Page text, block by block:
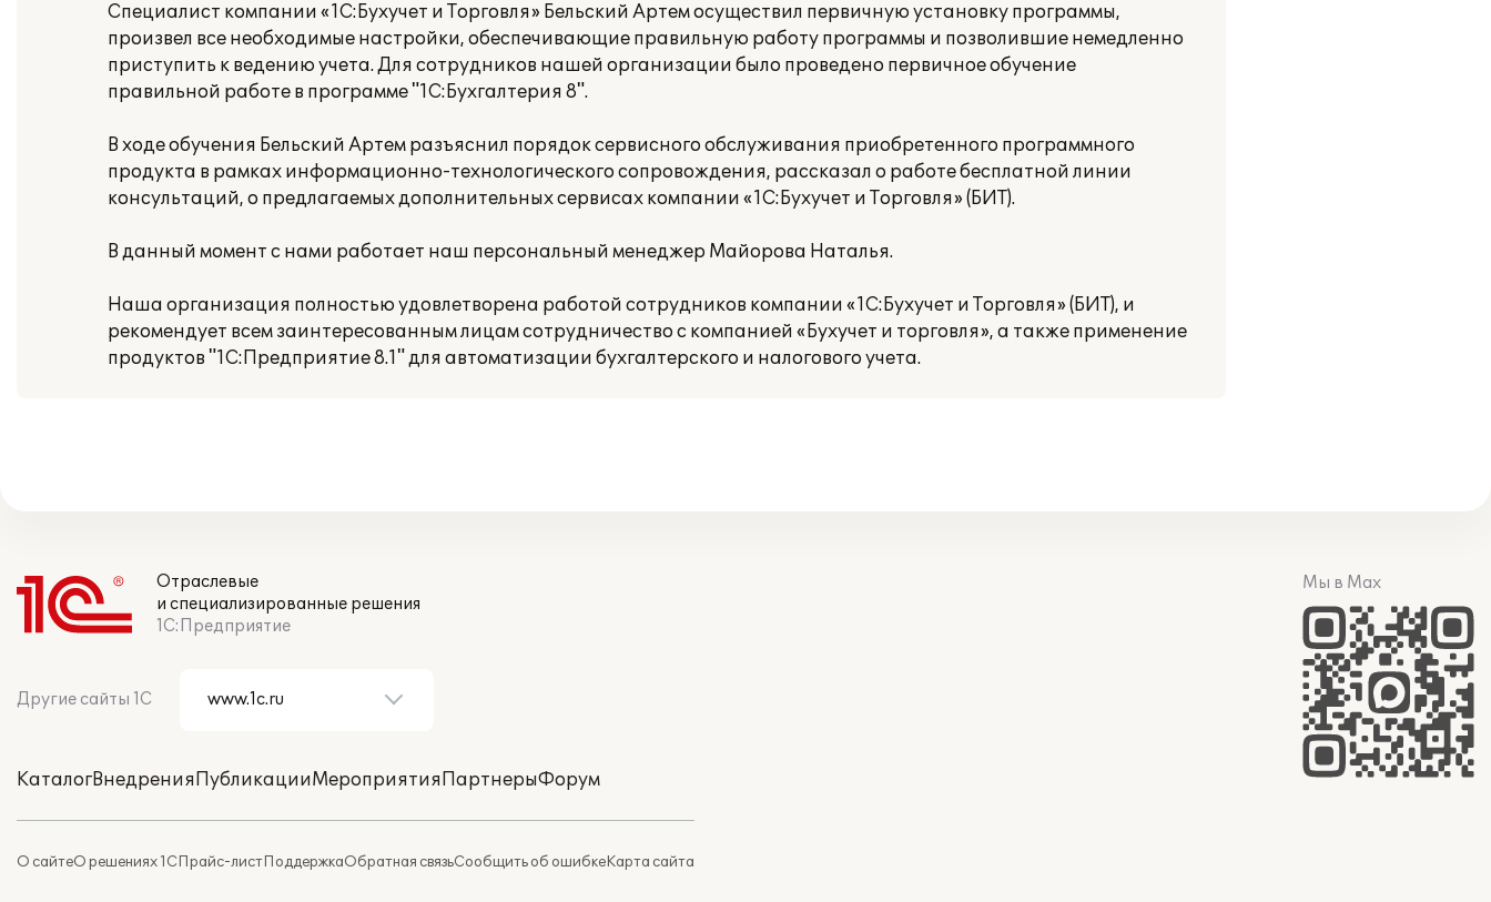
Специалист компании «1С:Бухучет и Торговля» Бельский Артем осуществил первичную установку программы,
произвел все необходимые настройки, обеспечивающие правильную работу программы и позволившие немедленно
приступить к ведению учета. Для сотрудников нашей организации было проведено первичное обучение
правильной работе в программе "1С:Бухгалтерия 8".
В ходе обучения Бельский Артем разъяснил порядок сервисного обслуживания приобретенного программного
продукта в рамках информационно-технологического сопровождения, рассказал о работе бесплатной линии
консультаций, о предлагаемых дополнительных сервисах компании «1С:Бухучет и Торговля» (БИТ).
В данный момент с нами работает наш персональный менеджер Майорова Наталья.
Наша организация полностью удовлетворена работой сотрудников компании «1С:Бухучет и Торговля» (БИТ), и
рекомендует всем заинтересованным лицам сотрудничество с компанией «Бухучет и торговля», а также применение
продуктов "1С:Предприятие 8.1" для автоматизации бухгалтерского и налогового учета.
Отраслевые
и специализированные решения
1С:Предприятие
Другие сайты 1С
КаталогВнедренияПубликацииМероприятияПартнерыФорум
О сайтеО решениях 1СПрайс-листПоддержкаОбратная связьСообщить об ошибкеКарта сайта
Мы в Max